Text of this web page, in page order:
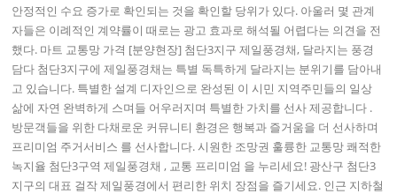
안정적인 수요 증가로 확인되는 것을 확인할 당위가 있다. 아울러 몇 관계
자들은 이례적인 계약률이 때로는 광고 효과로 해석될 어렵다는 의견을 전
했다. 마트 교통망 가격 [분양현장] 첨단3지구 제일풍경채, 달라지는 풍경
담다 첨단3지구에 제일풍경채는 특별 독특하게 달라지는 분위기를 담아내
고 있습니다. 특별한 설계 디자인으로 완성된 이 시민 지역주민들의 일상
삶에 자연 완벽하게 스며들 어우러지며 특별한 가치를 선사 제공합니다 .
방문객들을 위한 다채로운 커뮤니티 환경은 행복과 즐거움을 더 선사하며
프리미엄 주거서비스 를 선사합니다. 시원한 조망권 훌륭한 교통망 쾌적한
녹지율 첨단3구역 제일풍경채 , 교통 프리미엄 을 누리세요! 광산구 첨단3
지구의 대표 걸작 제일풍경에서 편리한 위치 장점을 즐기세요. 인근 지하철